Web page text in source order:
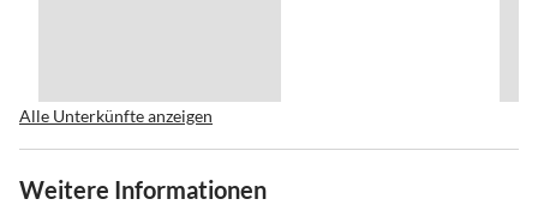
Alle Unterkünfte anzeigen
Weitere Informationen